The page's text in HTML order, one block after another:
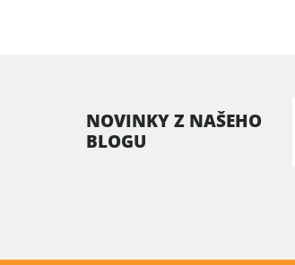
NOVINKY Z NAŠEHO
BLOGU